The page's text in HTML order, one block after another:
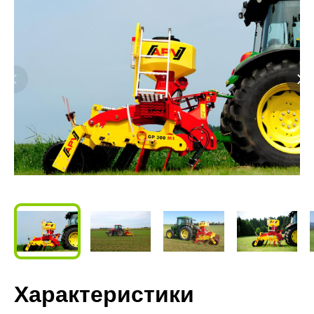
Характеристики